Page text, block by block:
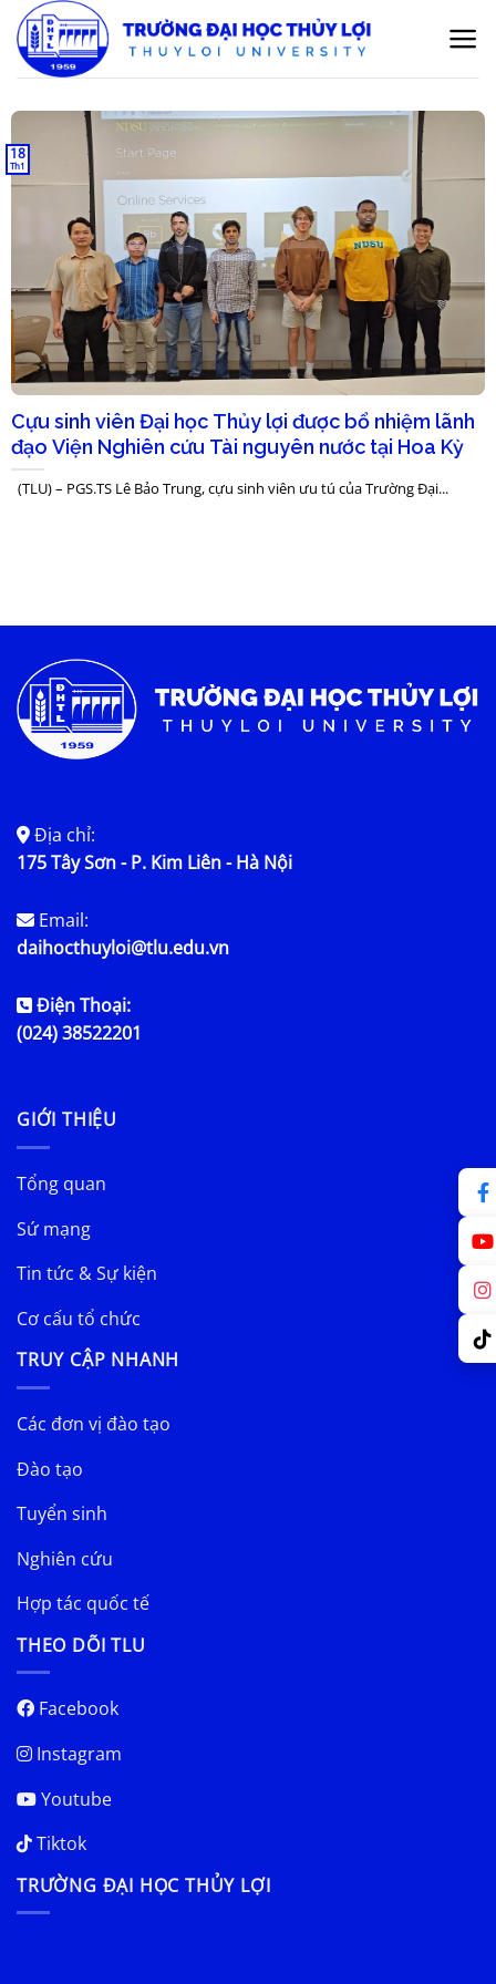
qua
nội
Cựu sinh viên Đại học Thủy lợi được bổ nhiệm lãnh
đạo Viện Nghiên cứu Tài nguyên nước tại Hoa Kỳ
(TLU) – PGS.TS Lê Bảo Trung, cựu sinh viên ưu tú của Trường Đại...
18
Th1
Địa chỉ:
175 Tây Sơn - P. Kim Liên - Hà Nội
Email:
daihocthuyloi@tlu.edu.vn
Điện Thoại:
(024) 38522201
GIỚI THIỆU
Tổng quan
Sứ mạng
Tin tức & Sự kiện
Cơ cấu tổ chức
TRUY CẬP NHANH
Các đơn vị đào tạo
Đào tạo
Tuyển sinh
Nghiên cứu
Hợp tác quốc tế
THEO DÕI TLU
Facebook
Instagram
Youtube
Tiktok
TRƯỜNG ĐẠI HỌC THỦY LỢI